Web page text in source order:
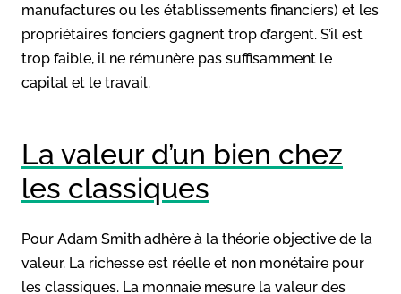
manufactures ou les établissements financiers) et les
propriétaires fonciers gagnent trop d’argent. S’il est
trop faible, il ne rémunère pas suffisamment le
capital et le travail.
La valeur d’un bien chez
les classiques
Pour Adam Smith adhère à la théorie objective de la
valeur. La richesse est réelle et non monétaire pour
les classiques. La monnaie mesure la valeur des